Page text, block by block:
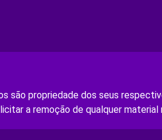
propriedade dos seus
a remoção de qualquer material